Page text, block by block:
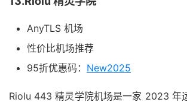
AnyTLS 机场
性价比机场推荐
95折优惠码： New2025
Riolu 443 精灵学院机场是一家 2023 年